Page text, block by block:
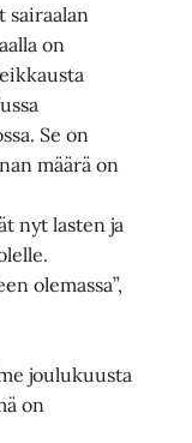
sairaalan
on
Se on
määrä on
nyt lasten ja
olemassa”,
joulukuusta
on